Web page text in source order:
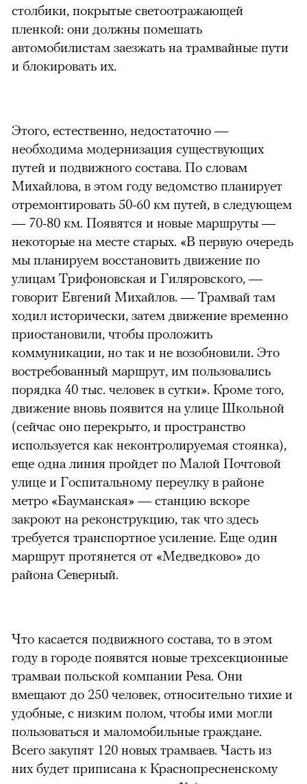
столбики, покрытые светоотражающей
пленкой: они должны помешать
автомобилистам заезжать на трамвайные пути
и блокировать их.
Этого, естественно, недостаточно —
необходима модернизация существующих
путей и подвижного состава. По словам
Михайлова, в этом году ведомство планирует
отремонтировать 50-60 км путей, в следующем
— 70-80 км. Появятся и новые маршруты —
некоторые на месте старых. «В первую очередь
мы планируем восстановить движение по
улицам Трифоновская и Гиляровского, —
говорит Евгений Михайлов. — Трамвай там
ходил исторически, затем движение временно
приостановили, чтобы проложить
коммуникации, но так и не возобновили. Это
востребованный маршрут, им пользовались
порядка 40 тыс. человек в сутки». Кроме того,
движение вновь появится на улице Школьной
(сейчас оно перекрыто, и пространство
используется как неконтролируемая стоянка),
еще одна линия пройдет по Малой Почтовой
улице и Госпитальному переулку в районе
метро «Бауманская» — станцию вскоре
закроют на реконструкцию, так что здесь
требуется транспортное усиление. Еще один
маршрут протянется от «Медведково» до
района Северный.
Что касается подвижного состава, то в этом
году в городе появятся новые трехсекционные
трамваи польской компании Pesa. Они
вмещают до 250 человек, относительно тихие и
удобные, с низким полом, чтобы ими могли
пользоваться и маломобильные граждане.
Всего закупят 120 новых трамваев. Часть из
них будет приписана к Краснопресненскому